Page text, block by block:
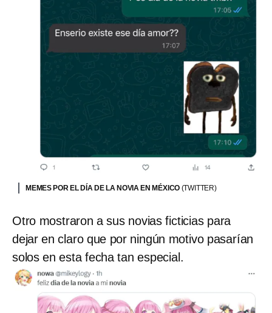
MEMES POR EL DÍA DE LA NOVIA EN MÉXICO (TWITTER)
Otro mostraron a sus novias ficticias para
dejar en claro que por ningún motivo pasarían
solos en esta fecha tan especial.